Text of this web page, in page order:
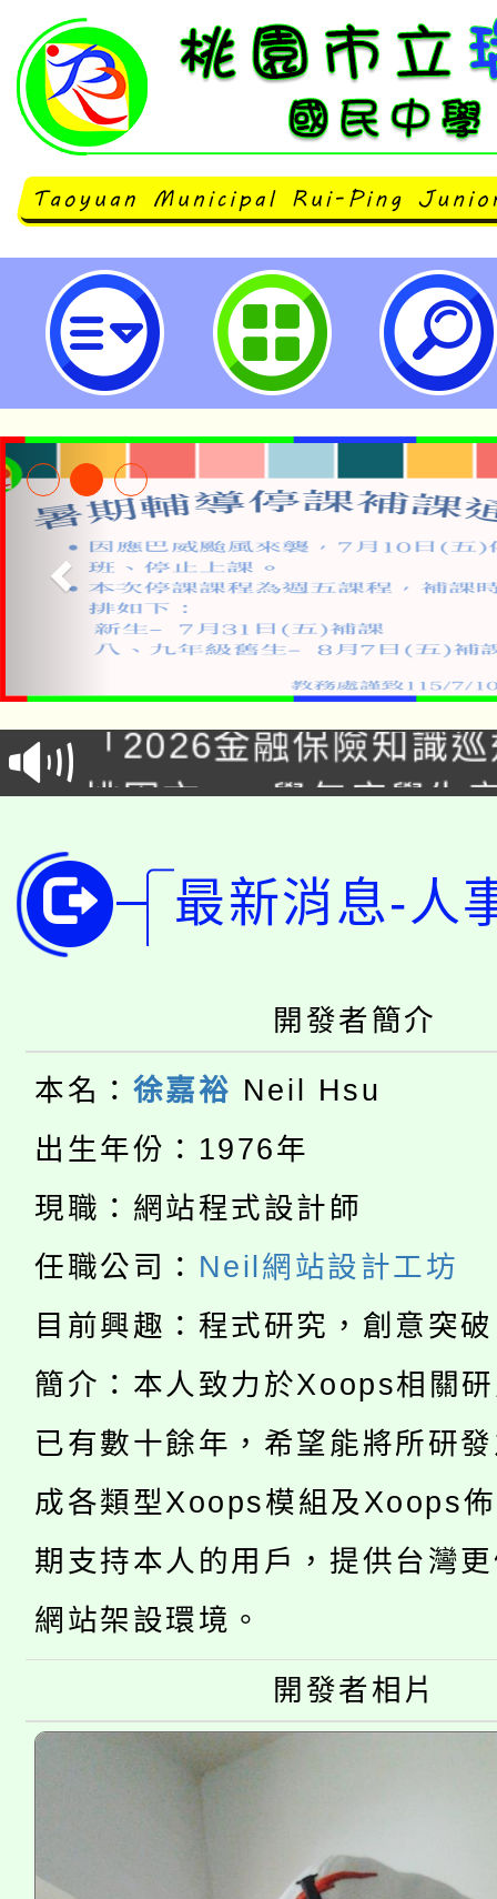
neilrpjhstyc網站設計者：徐嘉
公告本校115學年度第
代理(課)教師甄選結果(
「2026金融保險知識
車」活動
桃園市115學年度學生
代理(課)教師甄選結果(
公告本校115學年度第
代理(課)教師甄選結果
轉知中國文化大學推廣
《TA101》溝通分析基
程，歡迎學生輔導中心
心理、諮商輔導、社會
系所師生報名參加。
轉知苗栗縣政府辦理
縣市「校園短影音徵選
門員」簡章及活動海報
踴躍報名參加。
桃園市115學年度學生
要點
展演活動實施計畫」
115年度「教育部表揚
公告本校115學年度第
代理(課)教師甄選結果(
「2026金融保險知識
車」活動
桃園市115學年度學生
生本土語及新住民語歌
公告本校115學年度第
代理(課)教師甄選結果(
公告本校115學年度第
代理(課)教師甄選結果(
轉知中國文化大學推廣
《TA101》溝通分析基
程，歡迎學生輔導中心
心理、諮商輔導、社會
系所師生報名參加。
轉知苗栗縣政府辦理
縣市「校園短影音徵選
門員」簡章及活動海報
踴躍報名參加。
桃園市115學年度學生
「桃園市補助參觀特色
展演活動實施計畫」
115年度「教育部表揚
義教育推展貢獻獎」
最新消息-人
開發者簡介
本名： 徐嘉裕 Neil Hsu
出生年份：1976年
現職：網站程式設計師
任職公司： Neil網站設計工坊
目前興趣：程式研究，創意突
簡介：本人致力於Xoops相關
已有數十餘年，希望能將所研
成各類型Xoops模組及Xoops
期支持本人的用戶，提供台灣
網站架設環境。
開發者相片